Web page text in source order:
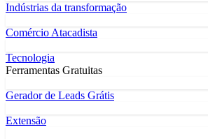
Indústrias da transformação
Comércio Atacadista
Tecnologia
Ferramentas Gratuitas
Gerador de Leads Grátis
Extensão